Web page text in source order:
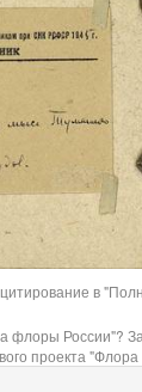
в
флоры России"?
проекта